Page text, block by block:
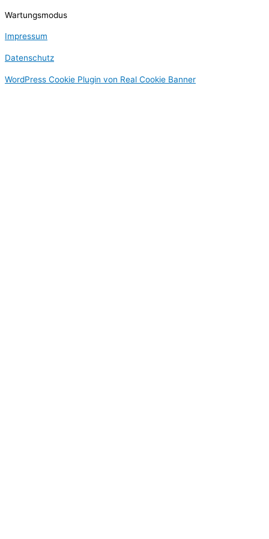
Wartungsmodus
Impressum
Datenschutz
WordPress Cookie Plugin von Real Cookie Banner